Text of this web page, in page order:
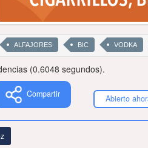
ALFAJORES BIC VODKA
(0.6048 segundos).
Compartir Abierto